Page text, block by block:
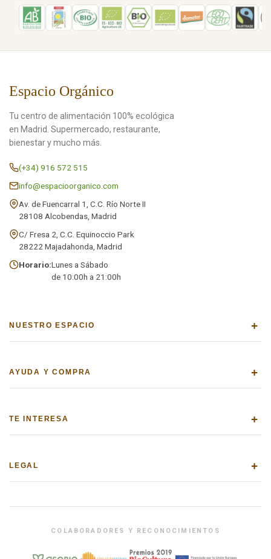
Espacio Orgánico
Tu centro de alimentación 100% ecológica
en Madrid. Supermercado, restaurante,
bienestar y mucho más.
(+34) 916 572 515
info@espacioorganico.com
Av. de Fuencarral 1, C.C. Río Norte II
28108 Alcobendas, Madrid
C/ Fresa 2, C.C. Equinoccio Park
28222 Majadahonda, Madrid
Horario:Lunes a Sábado
de 10:00h a 21:00h
NUESTRO ESPACIO +
AYUDA Y COMPRA +
TE INTERESA +
LEGAL +
COLABORADORES Y RECONOCIMIENTOS